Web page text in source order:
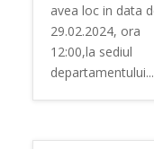
avea loc in data
29.02.2024, ora
12:00,la sediul
departamentului...